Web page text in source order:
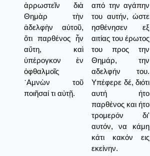
ἀρρωστεῖν διὰ
Θημὰρ τὴν
ἀδελφὴν αὐτοῦ,
ὅτι παρθένος ἦν
αὕτη, καὶ
ὑπέρογκον ἐν
ὀφθαλμοῖς
᾿Αμνὼν τοῦ
ποιῆσαί τι αὐτῇ.
από την αγάπην
του αυτήν, ώστε
ησθένησεν εξ
αιτίας του έρωτος
του προς την
Θημάρ, την
αδελφήν του.
Υπέφερε δέ, διότι
αυτή ήτο
παρθένος και ήτο
τρομερόν δι'
αυτόν, να κάμη
κάτι κακόν εις
εκείνην.